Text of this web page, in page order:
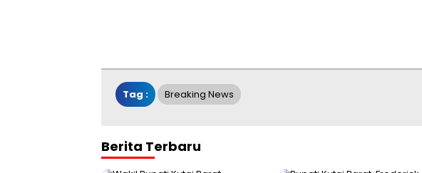
Tag : Breaking News
Berita Terbaru